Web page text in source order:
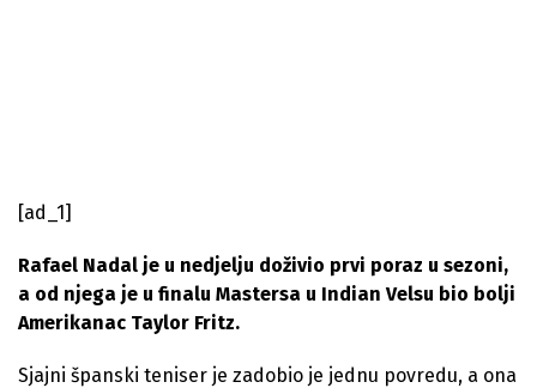
[ad_1]
Rafael Nadal je u nedjelju doživio prvi poraz u sezoni,
a od njega je u finalu Mastersa u Indian Velsu bio bolji
Amerikanac Taylor Fritz.
Sjajni španski teniser je zadobio je jednu povredu, a ona